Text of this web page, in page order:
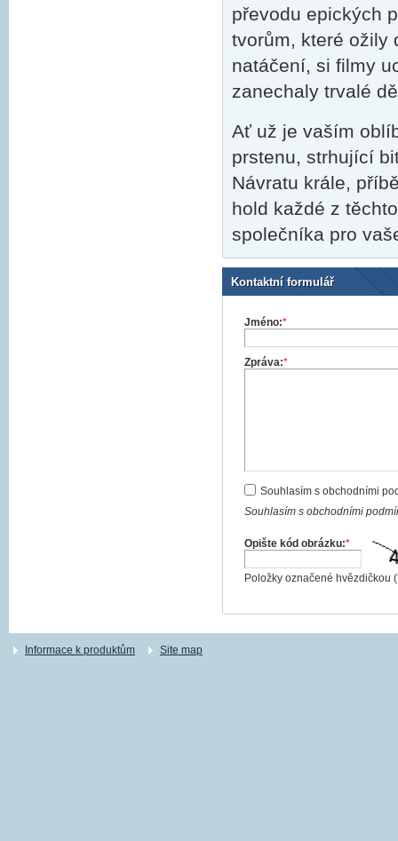
převodu epických
tvorům, které ožily
natáčení, si filmy
zanechaly trvalé
Ať už je vaším
prstenu, strhující
Návratu krále,
hold každé z
společníka pro
Kontaktní formulář
Jméno:*
Zpráva:*
Souhlasím s obchodními
Souhlasím s obchodními
Opište kód obrázku:*
Položky označené hvězdičkou (
Informace k produktům Site map